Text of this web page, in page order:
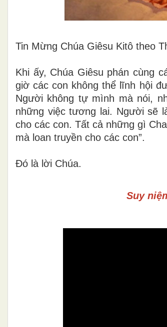
Tin Mừng Chúa Giêsu Kitô theo
Khi ấy, Chúa Giêsu phán cùng
giờ các con không thể lĩnh hội
Người không tự mình mà nói,
những việc tương lai. Người sẽ
cho các con. Tất cả những gì
mà loan truyền cho các con”.
Ðó là lời Chúa.
Suy